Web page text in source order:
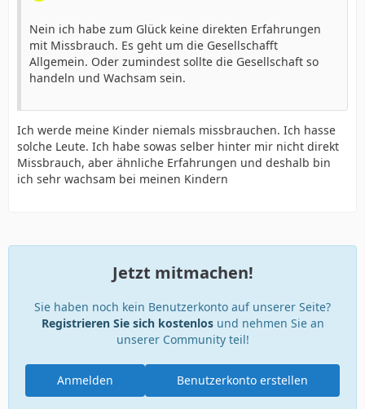
Nein ich habe zum Glück keine direkten Erfahrungen
mit Missbrauch. Es geht um die Gesellschafft
Allgemein. Oder zumindest sollte die Gesellschaft so
handeln und Wachsam sein.
Ich werde meine Kinder niemals missbrauchen. Ich hasse
solche Leute. Ich habe sowas selber hinter mir nicht direkt
Missbrauch, aber ähnliche Erfahrungen und deshalb bin
ich sehr wachsam bei meinen Kindern
Jetzt mitmachen!
Sie haben noch kein Benutzerkonto auf unserer Seite?
Registrieren Sie sich kostenlosund nehmen Sie an
unserer Community teil!
Benutzerkonto erstellen
Anmelden